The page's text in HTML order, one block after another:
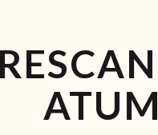
ATUM